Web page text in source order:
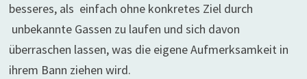
besseres, als einfach ohne konkretes Ziel durch
unbekannte Gassen zu laufen und sich davon
überraschen lassen, was die eigene Aufmerksamkeit in
ihrem Bann ziehen wird.